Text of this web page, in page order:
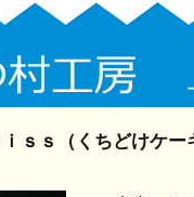
ｓｓ（くちどけケー